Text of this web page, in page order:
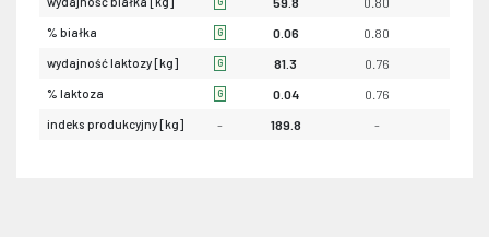
% białka G 0.06 0.80
wydajność laktozy [kg] G 81.3 0.76
% laktoza G 0.04 0.76
indeks produkcyjny [kg] - 189.8 -